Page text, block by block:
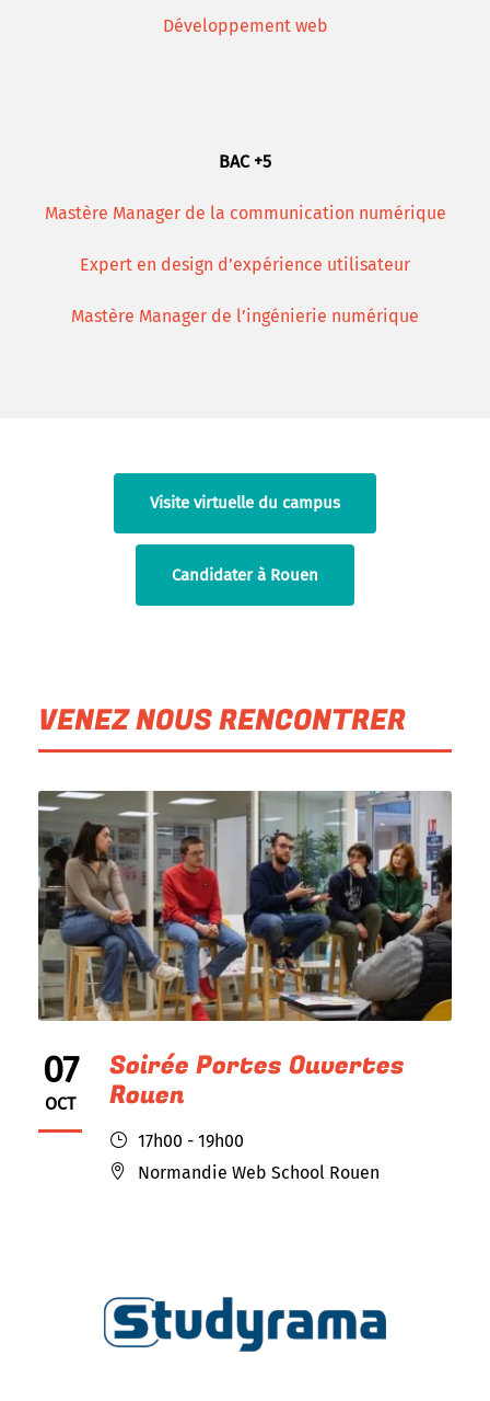
Développement web
BAC +5
Mastère Manager de la communication numérique
Expert en design d’expérience utilisateur
Mastère Manager de l’ingénierie numérique
Visite virtuelle du campus
Candidater à Rouen
VENEZ NOUS RENCONTRER
07
OCT
Soirée Portes Ouvertes
Rouen
17h00 - 19h00
Normandie Web School Rouen